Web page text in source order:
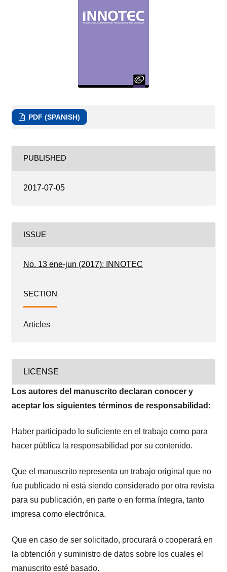
PDF (SPANISH)
PUBLISHED
2017-07-05
ISSUE
No. 13 ene-jun (2017): INNOTEC
SECTION
Articles
LICENSE
Los autores del manuscrito declaran conocer y
aceptar los siguientes términos de responsabilidad:
Haber participado lo suficiente en el trabajo como para
hacer pública la responsabilidad por su contenido.
Que el manuscrito representa un trabajo original que no
fue publicado ni está siendo considerado por otra revista
para su publicación, en parte o en forma íntegra, tanto
impresa como electrónica.
Que en caso de ser solicitado, procurará o cooperará en
la obtención y suministro de datos sobre los cuales el
manuscrito esté basado.